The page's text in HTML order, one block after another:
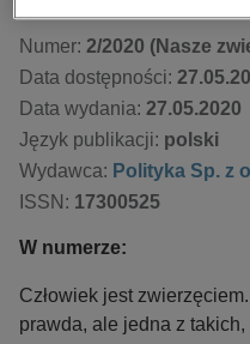
Numer: 2/2020 (Nasze
Data dostępności:
Data wydania: 27.05.2020
Język publikacji: polski
Wydawca: Polityka Sp. z
ISSN: 17300525
W numerze:
Człowiek jest
prawda, ale jedna z